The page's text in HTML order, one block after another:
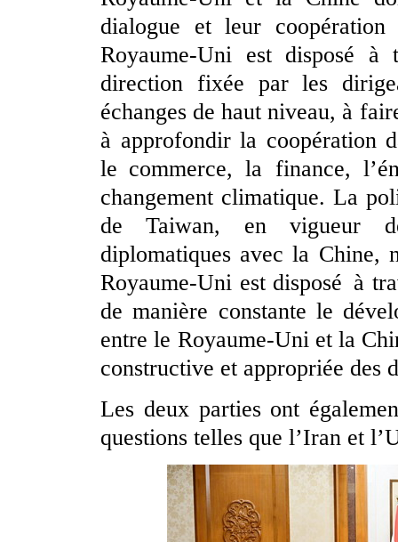
dialogue et leur
Royaume-Uni est disposé
direction fixée par les
échanges de haut niveau, à
à approfondir la coopération
le commerce, la finance,
changement climatique. La
de Taiwan, en vigueur
diplomatiques avec la Chine,
Royaume-Uni est disposé à
de manière constante le
entre le Royaume-Uni et la
constructive et appropriée des
Les deux parties ont
questions telles que l’Iran et